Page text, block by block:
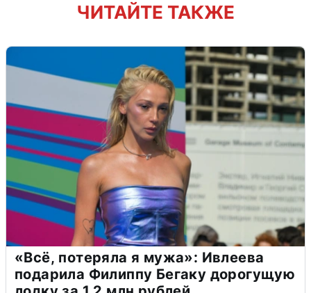
ЧИТАЙТЕ ТАКЖЕ
«Всё, потеряла я мужа»: Ивлеева
подарила Филиппу Бегаку дорогущую